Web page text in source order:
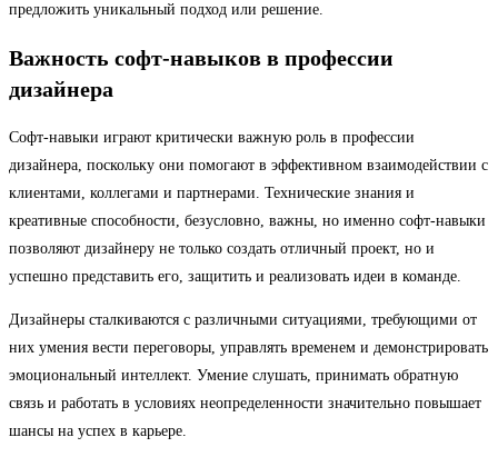
предложить уникальный подход или решение.
Важность софт-навыков в профессии
дизайнера
Софт-навыки играют критически важную роль в профессии
дизайнера, поскольку они помогают в эффективном взаимодействии с
клиентами, коллегами и партнерами. Технические знания и
креативные способности, безусловно, важны, но именно софт-навыки
позволяют дизайнеру не только создать отличный проект, но и
успешно представить его, защитить и реализовать идеи в команде.
Дизайнеры сталкиваются с различными ситуациями, требующими от
них умения вести переговоры, управлять временем и демонстрировать
эмоциональный интеллект. Умение слушать, принимать обратную
связь и работать в условиях неопределенности значительно повышает
шансы на успех в карьере.